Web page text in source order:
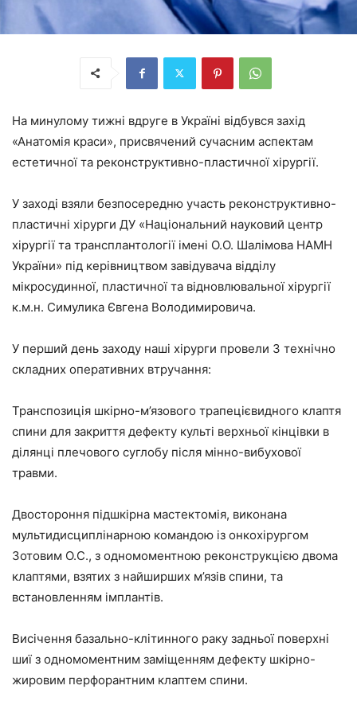
На минулому тижні вдруге в Україні відбувся захід
«Анатомія краси», присвячений сучасним аспектам
естетичної та реконструктивно-пластичної хірургії.
У заході взяли безпосередню участь реконструктивно-
пластичні хірурги ДУ «Національний науковий центр
хірургії та трансплантології імені О.О. Шалімова НАМН
України» під керівництвом завідувача відділу
мікросудинної, пластичної та відновлювальної хірургії
к.м.н. Симулика Євгена Володимировича.
У перший день заходу наші хірурги провели 3 технічно
складних оперативних втручання:
Транспозиція шкірно-м’язового трапецієвидного клаптя
спини для закриття дефекту культі верхньої кінцівки в
ділянці плечового суглобу після мінно-вибухової
травми.
Двостороння підшкірна мастектомія, виконана
мультидисциплінарною командою із онкохірургом
Зотовим О.С., з одномоментною реконструкцією двома
клаптями, взятих з найширших м’язів спини, та
встановленням імплантів.
Висічення базально-клітинного раку задньої поверхні
шиї з одномоментним заміщенням дефекту шкірно-
жировим перфорантним клаптем спини.